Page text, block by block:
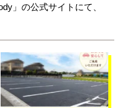
」の公式サイトにて、